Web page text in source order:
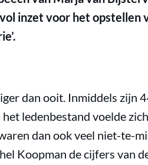
inzet voor het opstellen
dan ooit. Inmiddels zijn
ledenbestand voelde
dan ook veel niet-te-
Koopman de cijfers van